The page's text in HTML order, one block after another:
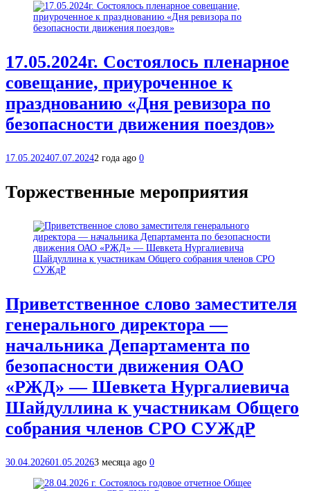
17.05.2024г. Состоялось пленарное
совещание, приуроченное к
празднованию «Дня ревизора по
безопасности движения поездов»
17.05.202407.07.20242 года ago 0
Торжественные мероприятия
Приветственное слово заместителя
генерального директора —
начальника Департамента по
безопасности движения ОАО
«РЖД» — Шевкета Нургалиевича
Шайдуллина к участникам Общего
собрания членов СРО СУЖдР
30.04.202601.05.20263 месяца ago 0